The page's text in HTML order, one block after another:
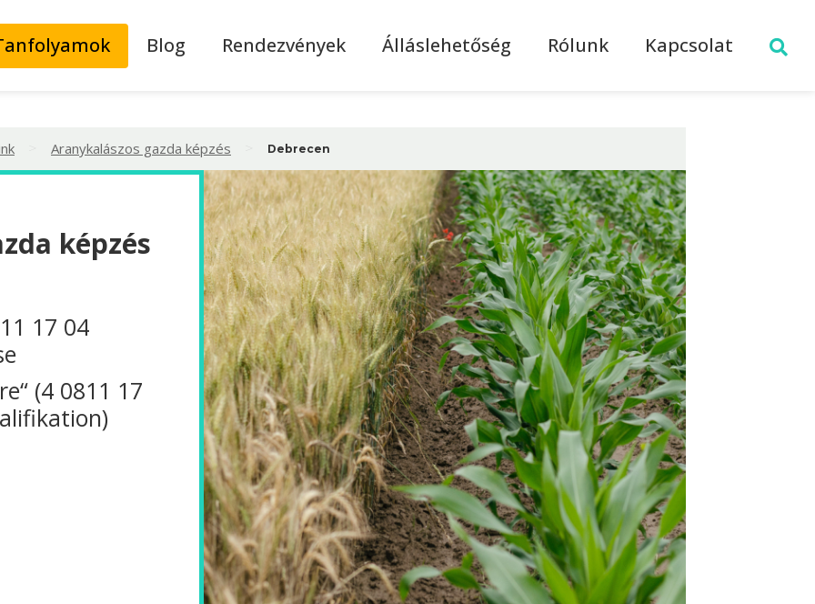
Blog Rendezvények Álláslehetőség Rólunk Kapcsolat
Aranykalászos gazda képzés Debrecen
képzés
17 04
(4 0811 17